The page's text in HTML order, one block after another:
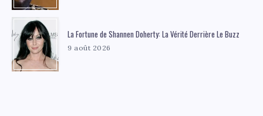
La Fortune de Shannen Doherty: La Vérité Derrière Le Buzz
9 août 2026